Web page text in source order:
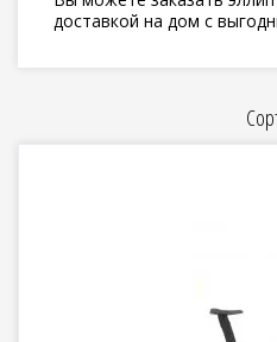
доставкой на дом с